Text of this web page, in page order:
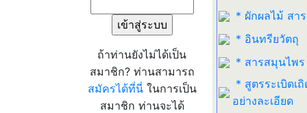
ถ้าท่านยังไม่ได้เป็น
สมาชิก? ท่านสามารถ
สมัครได้ที่นี่ในการเป็น
สมาชิก ท่านจะได้
* ผักผลไม้ สา
* อินทรียวัตถุ
* สารสมุนไพร
* สูตรระเบิดเถิ
อย่างละเอียด